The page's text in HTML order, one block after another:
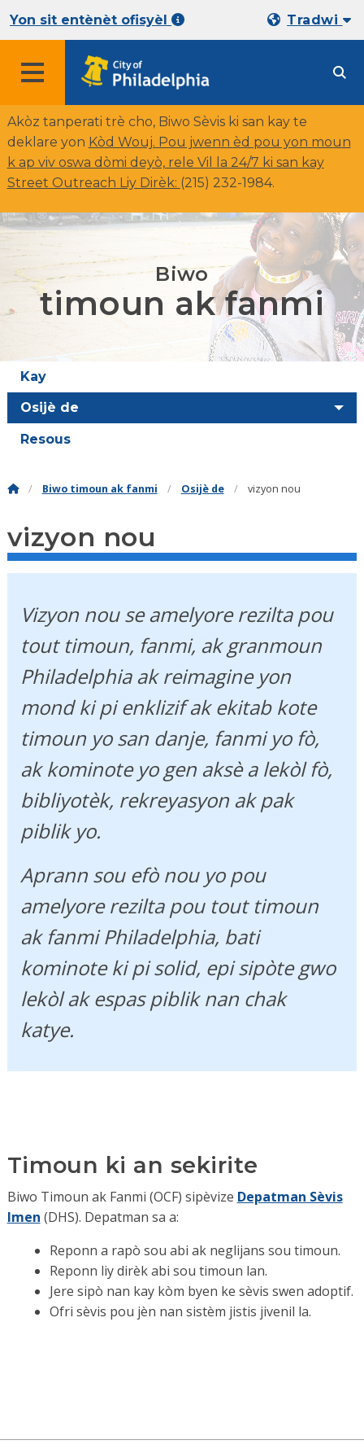
Yon sit entènèt ofisyèl Tradwi
Akòz tanperati trè cho, Biwo Sèvis ki san kay te
deklare yon Kòd Wouj. Pou jwenn èd pou yon moun
k ap viv oswa dòmi deyò, rele Vil la 24/7 ki san kay
Street Outreach Liy Dirèk: (215) 232-1984.
Biwo
timoun ak fanmi
Kay
Osijè de
Resous
Biwo timoun ak fanmi Osijè de vizyon nou
vizyon nou
Vizyon nou se amelyore rezilta pou
tout timoun, fanmi, ak granmoun
Philadelphia ak reimagine yon
mond ki pi enklizif ak ekitab kote
timoun yo san danje, fanmi yo fò,
ak kominote yo gen aksè a lekòl fò,
bibliyotèk, rekreyasyon ak pak
piblik yo.
Aprann sou efò nou yo pou
amelyore rezilta pou tout timoun
ak fanmi Philadelphia, bati
kominote ki pi solid, epi sipòte gwo
lekòl ak espas piblik nan chak
katye.
Timoun ki an sekirite
Biwo Timoun ak Fanmi (OCF) sipèvize Depatman Sèvis
Imen (DHS). Depatman sa a:
Reponn a rapò sou abi ak neglijans sou timoun.
Reponn liy dirèk abi sou timoun lan.
Jere sipò nan kay kòm byen ke sèvis swen adoptif.
Ofri sèvis pou jèn nan sistèm jistis jivenil la.